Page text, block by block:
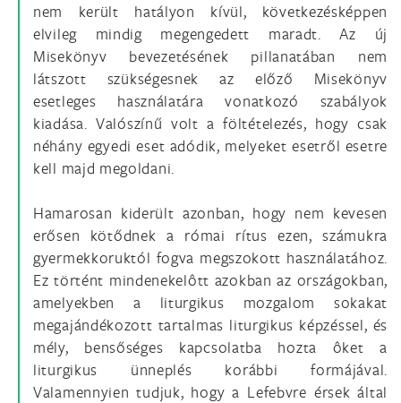
nem került hatályon kívül, következésképpen
elvileg mindig megengedett maradt. Az új
Misekönyv bevezetésének pillanatában nem
látszott szükségesnek az előző Misekönyv
esetleges használatára vonatkozó szabályok
kiadása. Valószínű volt a föltételezés, hogy csak
néhány egyedi eset adódik, melyeket esetről esetre
kell majd megoldani.
Hamarosan kiderült azonban, hogy nem kevesen
erősen kötődnek a római rítus ezen, számukra
gyermekkoruktól fogva megszokott használatához.
Ez történt mindenekelôtt azokban az országokban,
amelyekben a liturgikus mozgalom sokakat
megajándékozott tartalmas liturgikus képzéssel, és
mély, bensőséges kapcsolatba hozta ôket a
liturgikus ünneplés korábbi formájával.
Valamennyien tudjuk, hogy a Lefebvre érsek által